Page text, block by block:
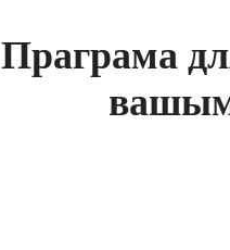
Праграма